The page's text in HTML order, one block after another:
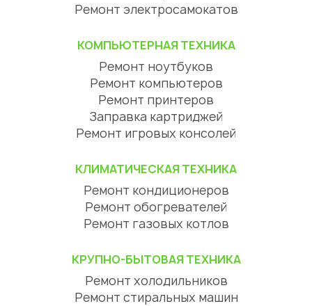
Ремонт электросамокатов
КОМПЬЮТЕРНАЯ ТЕХНИКА
Ремонт ноутбуков
Ремонт компьютеров
Ремонт принтеров
Заправка картриджей
Ремонт игровых консолей
КЛИМАТИЧЕСКАЯ ТЕХНИКА
Ремонт кондиционеров
Ремонт обогревателей
Ремонт газовых котлов
КРУПНО-БЫТОВАЯ ТЕХНИКА
Ремонт холодильников
Ремонт стиральных машин